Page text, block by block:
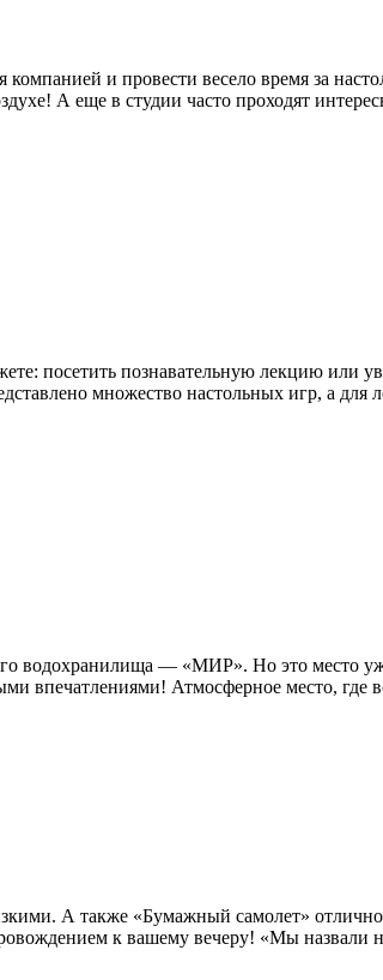
компанией и провести весело время за
А еще в студии часто проходят
посетить познавательную лекцию или
множество настольных игр, а
водохранилища — «МИР». Но это место
впечатлениями! Атмосферное место,
А также «Бумажный самолет»
к вашему вечеру! «Мы назвали